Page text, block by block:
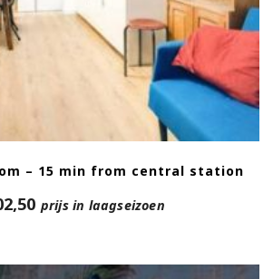
– 15 min from central station
prijs in laagseizoen